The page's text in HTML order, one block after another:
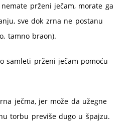
prženi ječam, morate ga
sve dok zrna ne postanu
tamno braon).
samleti prženi ječam pomoću
ječma, jer može da užegne
torbu previše dugo u špajzu.